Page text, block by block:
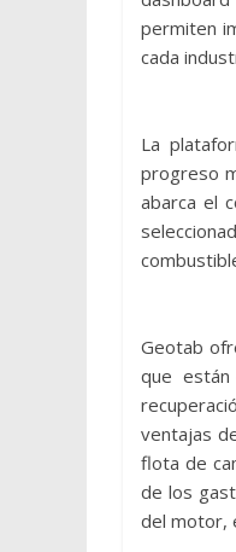
permiten
cada
La
progreso
abarca el
Geotab
que están
ventajas
flota de
de los
del motor,